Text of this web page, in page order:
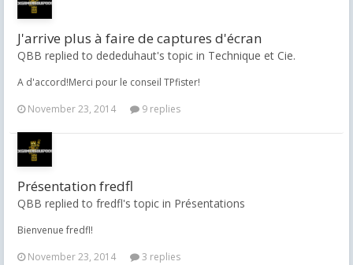
J'arrive plus à faire de captures d'écran
QBB replied to dededuhaut's topic in Technique et Cie.
A d'accord!Merci pour le conseil TPfister!
November 23, 2014
9 replies
Présentation fredfl
QBB replied to fredfl's topic in Présentations
Bienvenue fredfl!
November 23, 2014
3 replies